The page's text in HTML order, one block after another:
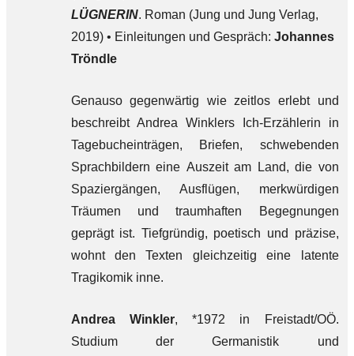
LÜGNERIN. Roman (Jung und Jung Verlag,
2019) • Einleitungen und Gespräch: Johannes
Tröndle
Genauso gegenwärtig wie zeitlos erlebt und
beschreibt Andrea Winklers Ich-Erzählerin in
Tagebucheinträgen, Briefen, schwebenden
Sprachbildern eine Auszeit am Land, die von
Spaziergängen, Ausflügen, merkwürdigen
Träumen und traumhaften Begegnungen
geprägt ist. Tiefgründig, poetisch und präzise,
wohnt den Texten gleichzeitig eine latente
Tragikomik inne.
Andrea Winkler, *1972 in Freistadt/OÖ.
Studium der Germanistik und